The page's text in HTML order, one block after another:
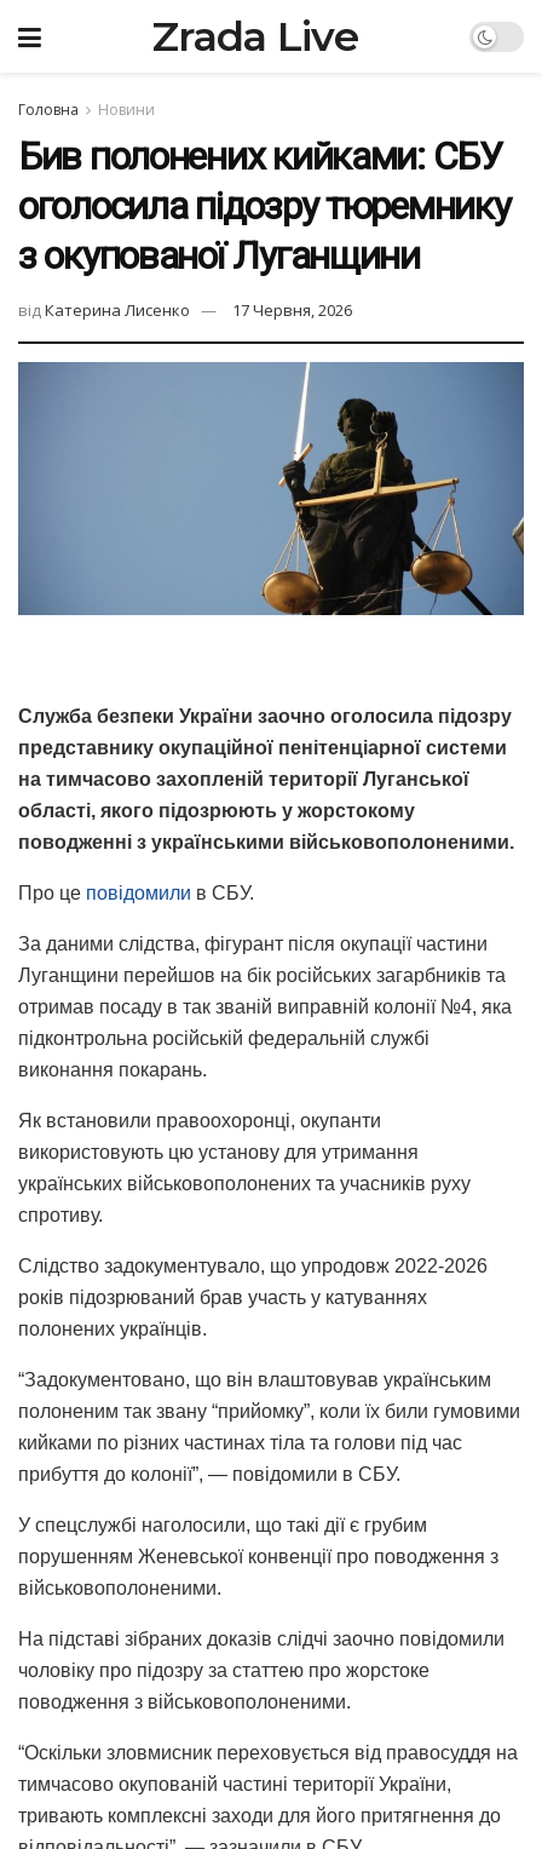
Zrada Live
Головна Новини
Бив полонених кийками: СБУ
оголосила підозру тюремнику
з окупованої Луганщини
відКатерина Лисенко 17 Червня, 2026
Служба безпеки України заочно оголосила підозру
представнику окупаційної пенітенціарної системи
на тимчасово захопленій території Луганської
області, якого підозрюють у жорстокому
поводженні з українськими військовополоненими.
Про це повідомили в СБУ.
За даними слідства, фігурант після окупації частини
Луганщини перейшов на бік російських загарбників та
отримав посаду в так званій виправній колонії №4, яка
підконтрольна російській федеральній службі
виконання покарань.
Як встановили правоохоронці, окупанти
використовують цю установу для утримання
українських військовополонених та учасників руху
спротиву.
Слідство задокументувало, що упродовж 2022-2026
років підозрюваний брав участь у катуваннях
полонених українців.
“Задокументовано, що він влаштовував українським
полоненим так звану “прийомку”, коли їх били гумовими
кийками по різних частинах тіла та голови під час
прибуття до колонії”, — повідомили в СБУ.
У спецслужбі наголосили, що такі дії є грубим
порушенням Женевської конвенції про поводження з
військовополоненими.
На підставі зібраних доказів слідчі заочно повідомили
чоловіку про підозру за статтею про жорстоке
поводження з військовополоненими.
“Оскільки зловмисник переховується від правосуддя на
тимчасово окупованій частині території України,
тривають комплексні заходи для його притягнення до